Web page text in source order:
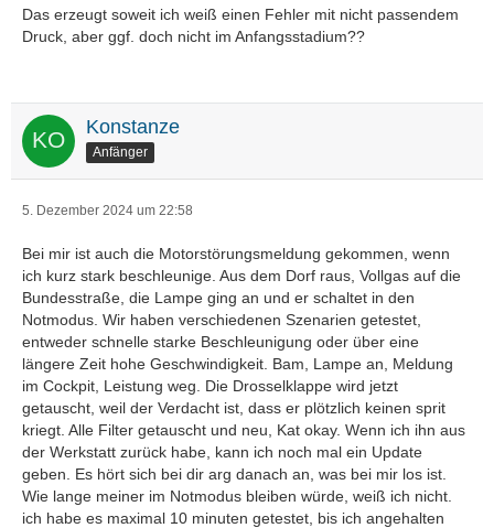
Das erzeugt soweit ich weiß einen Fehler mit nicht passendem
Druck, aber ggf. doch nicht im Anfangsstadium??
Konstanze
Anfänger
5. Dezember 2024 um 22:58
Bei mir ist auch die Motorstörungsmeldung gekommen, wenn
ich kurz stark beschleunige. Aus dem Dorf raus, Vollgas auf die
Bundesstraße, die Lampe ging an und er schaltet in den
Notmodus. Wir haben verschiedenen Szenarien getestet,
entweder schnelle starke Beschleunigung oder über eine
längere Zeit hohe Geschwindigkeit. Bam, Lampe an, Meldung
im Cockpit, Leistung weg. Die Drosselklappe wird jetzt
getauscht, weil der Verdacht ist, dass er plötzlich keinen sprit
kriegt. Alle Filter getauscht und neu, Kat okay. Wenn ich ihn aus
der Werkstatt zurück habe, kann ich noch mal ein Update
geben. Es hört sich bei dir arg danach an, was bei mir los ist.
Wie lange meiner im Notmodus bleiben würde, weiß ich nicht.
ich habe es maximal 10 minuten getestet, bis ich angehalten